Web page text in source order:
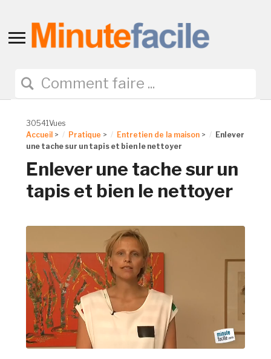
Toggle
navigation
30541Vues
Accueil > Pratique > Entretien de la maison >
Enlever
une tache sur un tapis et bien le nettoyer
Enlever une tache sur un
tapis et bien le nettoyer